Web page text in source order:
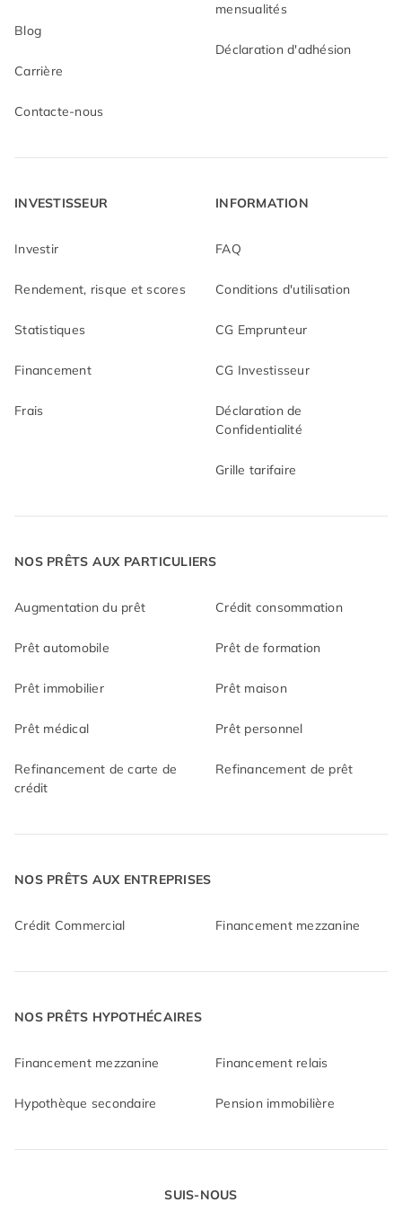
Blog
Carrière
Contacte-nous
mensualités
Déclaration d'adhésion
INVESTISSEUR
Investir
Rendement, risque et scores
Statistiques
Financement
Frais
INFORMATION
FAQ
Conditions d'utilisation
CG Emprunteur
CG Investisseur
Déclaration de
Confidentialité
Grille tarifaire
SUIS-NOUS
NOS PRÊTS AUX PARTICULIERS
Augmentation du prêt Crédit consommation
Prêt automobile Prêt de formation
Prêt immobilier Prêt maison
Prêt médical Prêt personnel
Refinancement de carte de
crédit
Refinancement de prêt
NOS PRÊTS AUX ENTREPRISES
Crédit Commercial Financement mezzanine
NOS PRÊTS HYPOTHÉCAIRES
Financement mezzanine Financement relais
Hypothèque secondaire Pension immobilière